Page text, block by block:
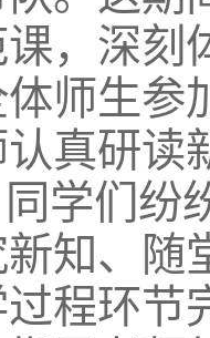
，深刻
师生参
真研读
学们纷
知、随
程环节